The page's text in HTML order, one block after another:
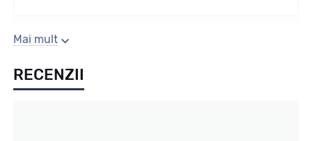
Sezon
VARA
Mai mult
RECENZII